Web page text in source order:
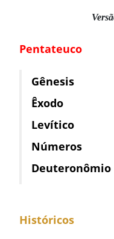
Pentateuco
Gênesis
Êxodo
Levítico
Números
Deuteronômio
Históricos